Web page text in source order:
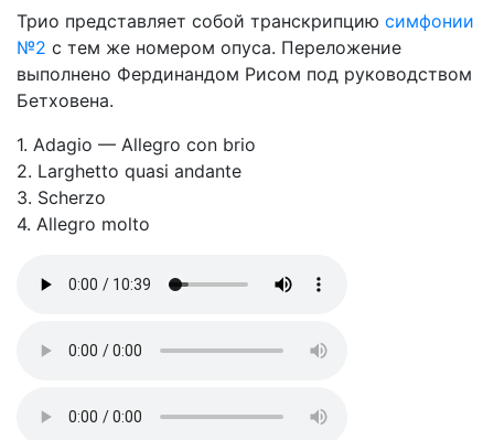
Трио представляет собой транскрипцию симфонии
№2 с тем же номером опуса. Переложение
выполнено Фердинандом Рисом под руководством
Бетховена.
1. Adagio — Allegro con brio
2. Larghetto quasi andante
3. Scherzo
4. Allegro molto